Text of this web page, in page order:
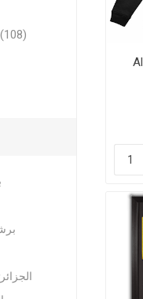
France
Saudi
#algeria #الجزائر